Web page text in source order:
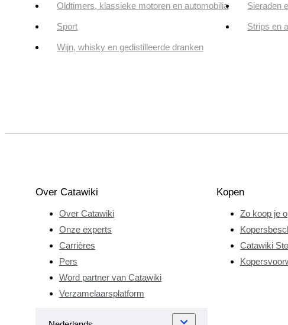
Oldtimers, klassieke motoren en automobilia Sieraden
Sport Strips en
Wijn, whisky en gedistilleerde dranken
Over Catawiki
Over Catawiki
Onze experts
Carrières
Pers
Word partner van Catawiki
Verzamelaarsplatform
Kopen
Zo koop je
Catawiki